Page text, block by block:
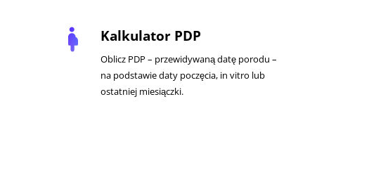
pregnant_woman Kalkulator PDP
Oblicz PDP – przewidywaną datę porodu –
na podstawie daty poczęcia, in vitro lub
ostatniej miesiączki.